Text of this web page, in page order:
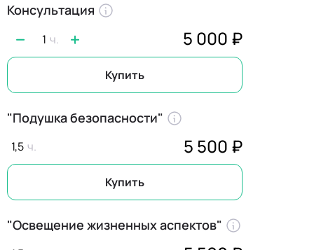
Консультация
1 5 000 ₽
Купить
"Подушка безопасности"
1,5 5 500 ₽
Купить
"Освещение жизненных аспектов"